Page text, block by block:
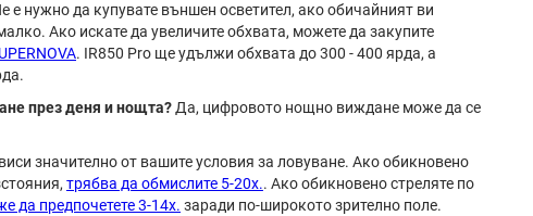
е нужно да купувате външен осветител, ако обичайният ви
Ако искате да увеличите обхвата, можете да закупите
. IR850 Pro ще удължи обхвата до 300 - 400 ярда, а
през деня и нощта?Да, цифровото нощно виждане може да се
значително от вашите условия за ловуване. Ако обикновено
трябва да обмислите 5-20x.. Ако обикновено стреляте по
да предпочетете 3-14x. заради по-широкото зрително поле.